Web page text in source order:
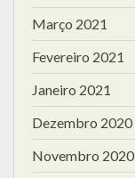
Março 2021
Fevereiro 2021
Janeiro 2021
Dezembro 2020
Novembro 2020